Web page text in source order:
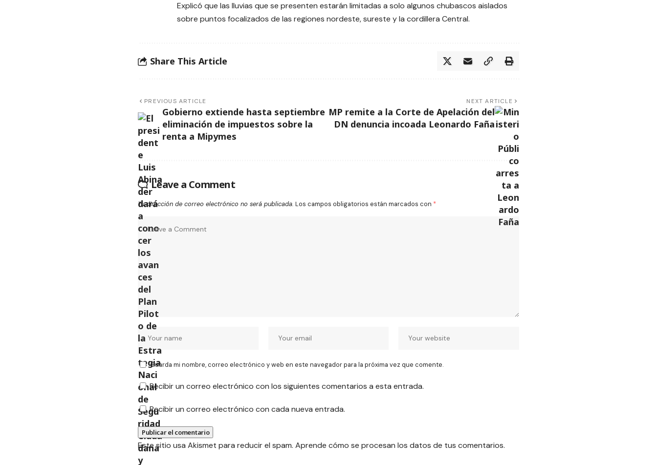
Explicó que las lluvias que se presenten estarán limitadas a solo algunos chubascos aislados
sobre puntos focalizados de las regiones nordeste, sureste y la cordillera Central.
Share This Article
PREVIOUS ARTICLE
Gobierno extiende hasta septiembre
eliminación de impuestos sobre la
renta a Mipymes
NEXT ARTICLE
MP remite a la Corte de Apelación del
DN denuncia incoada Leonardo Faña
Leave a Comment
Tu dirección de correo electrónico no será publicada. Los campos obligatorios están marcados con *
Guarda mi nombre, correo electrónico y web en este navegador para la próxima vez que comente.
Recibir un correo electrónico con los siguientes comentarios a esta entrada.
Recibir un correo electrónico con cada nueva entrada.
Este sitio usa Akismet para reducir el spam. Aprende cómo se procesan los datos de tus comentarios.